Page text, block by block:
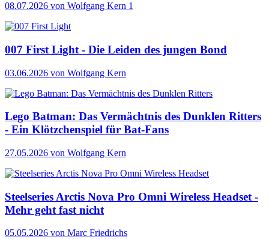
08.07.2026 von Wolfgang Kern 1
007 First Light - Die Leiden des jungen Bond
03.06.2026 von Wolfgang Kern
Lego Batman: Das Vermächtnis des Dunklen Ritters
- Ein Klötzchenspiel für Bat-Fans
27.05.2026 von Wolfgang Kern
Steelseries Arctis Nova Pro Omni Wireless Headset -
Mehr geht fast nicht
05.05.2026 von Marc Friedrichs